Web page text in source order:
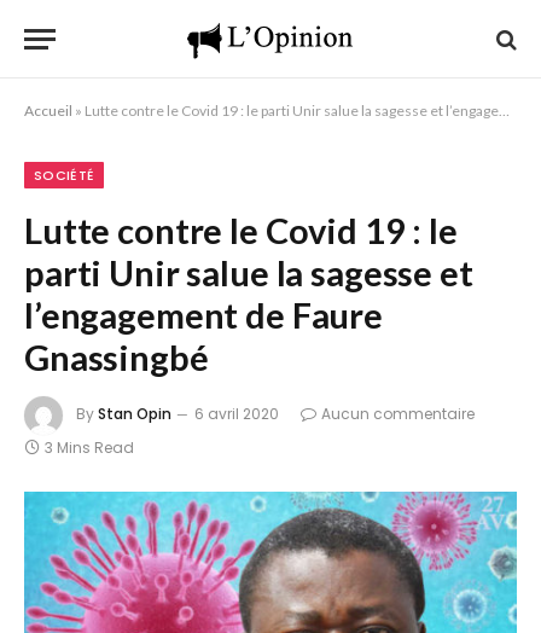
Accueil » Lutte contre le Covid 19 : le parti Unir salue la sagesse et l’engagement de Faure Gnassingbé
SOCIÉTÉ
Lutte contre le Covid 19 : le
parti Unir salue la sagesse et
l’engagement de Faure
Gnassingbé
ByStan Opin 6 avril 2020
Aucun commentaire
3 Mins Read